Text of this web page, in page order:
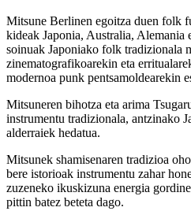
Mitsune Berlinen egoitza duen folk
kideak Japonia, Australia, Alemania
soinuak Japoniako folk tradizionala
zinematografikoarekin eta
modernoa punk pentsamoldearekin
Mitsuneren bihotza eta arima
instrumentu tradizionala, antzinako
alderraiek hedatua.
Mitsunek shamisenaren tradizioa
bere istorioak instrumentu zahar
zuzeneko ikuskizuna energia
pittin batez beteta dago.